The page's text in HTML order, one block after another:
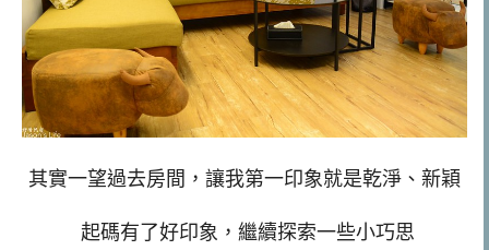
其實一望過去房間，讓我第一印象就是乾淨、新穎
起碼有了好印象，繼續探索一些小巧思